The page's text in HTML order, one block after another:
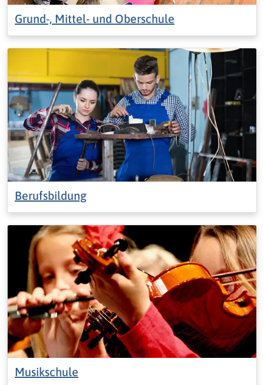
Grund-, Mittel- und Oberschule
Berufsbildung
Musikschule